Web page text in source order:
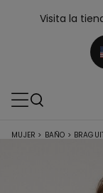
Visita la
MUJER > BAÑO >